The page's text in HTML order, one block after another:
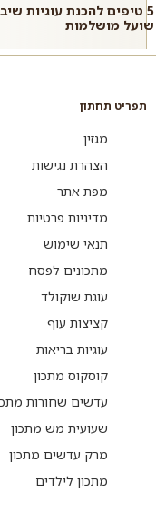
5 טיפים להכנת עוגיות
שועל מושלמות
תפריט תחתון
מגזין
הצהרת נגישות
מפת אתר
מדיניות פרטיות
תנאי שימוש
מתכונים לפסח
עוגת שוקולד
קציצות עוף
עוגיות בריאות
קוסקוס מתכון
עדשים שחורות
שעועית מש מתכון
מרק עדשים מתכון
מתכון לילדים